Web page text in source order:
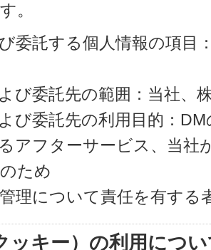
。
委託する個人情報の項目
び委託先の範囲：当社、
び委託先の利用目的：
アフターサービス、当社
ため
理について責任を有する
ッキー）の利用につ